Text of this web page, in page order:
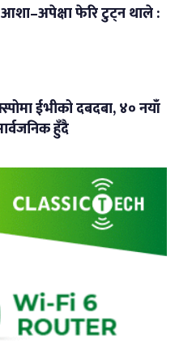
फेरि टुट्न थाले :
ईभीको दबदबा, ४० नयाँ
हुँदै